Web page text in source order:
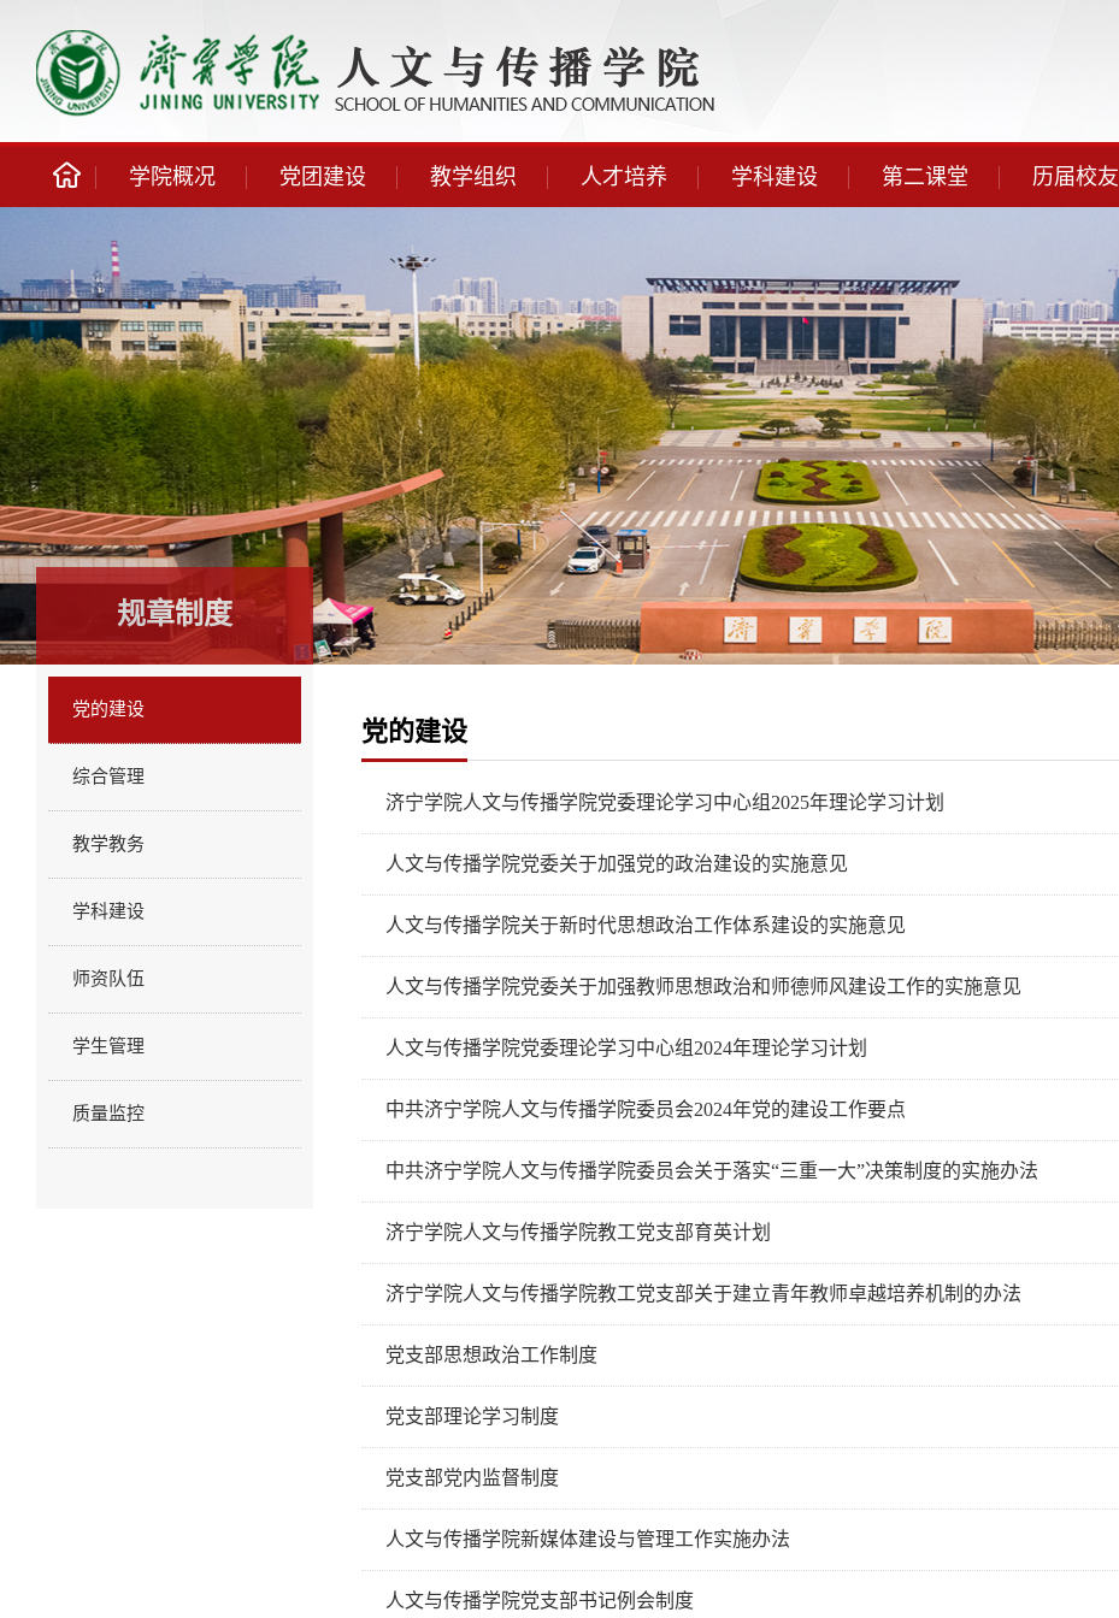
学院概况 党团建设 教学组织 人才培养 学科建设 第二课堂 历届校友
规章制度
党的建设
综合管理
教学教务
学科建设
师资队伍
学生管理
质量监控
党的建设
济宁学院人文与传播学院党委理论学习中心组2025年理论学习计划
人文与传播学院党委关于加强党的政治建设的实施意见
人文与传播学院关于新时代思想政治工作体系建设的实施意见
人文与传播学院党委关于加强教师思想政治和师德师风建设工作的实施意见
人文与传播学院党委理论学习中心组2024年理论学习计划
中共济宁学院人文与传播学院委员会2024年党的建设工作要点
中共济宁学院人文与传播学院委员会关于落实“三重一大”决策制度的实施办法
济宁学院人文与传播学院教工党支部育英计划
济宁学院人文与传播学院教工党支部关于建立青年教师卓越培养机制的办法
党支部思想政治工作制度
党支部理论学习制度
党支部党内监督制度
人文与传播学院新媒体建设与管理工作实施办法
人文与传播学院党支部书记例会制度